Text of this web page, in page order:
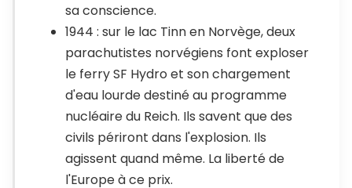
sa conscience.
1944 : sur le lac Tinn en Norvège, deux
parachutistes norvégiens font exploser
le ferry SF Hydro et son chargement
d'eau lourde destiné au programme
nucléaire du Reich. Ils savent que des
civils périront dans l'explosion. Ils
agissent quand même. La liberté de
l'Europe à ce prix.